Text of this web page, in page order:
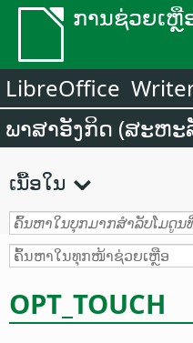
ການຊ່ວຍເຫຼື
LibreOffice
ພາສາອັງກິດ (ສະຫະ
ເນື້ອໃນ
OPT_TOUCH